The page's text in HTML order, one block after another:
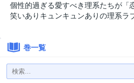
個性的過ぎる愛すべき理系たちが「
笑いありキュンキュンありの理系ラ
巻一覧